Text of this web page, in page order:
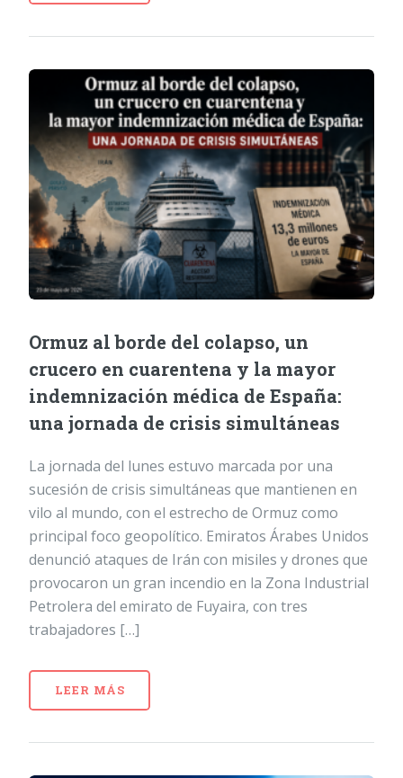
Ormuz al borde del colapso, un
crucero en cuarentena y la mayor
indemnización médica de España:
una jornada de crisis simultáneas
La jornada del lunes estuvo marcada por una
sucesión de crisis simultáneas que mantienen en
vilo al mundo, con el estrecho de Ormuz como
principal foco geopolítico. Emiratos Árabes Unidos
denunció ataques de Irán con misiles y drones que
provocaron un gran incendio en la Zona Industrial
Petrolera del emirato de Fuyaira, con tres
trabajadores […]
LEER MÁS